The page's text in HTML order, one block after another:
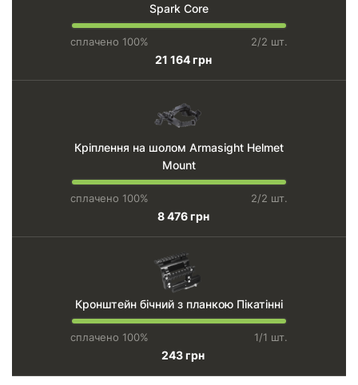
Spark Core
сплачено 100% 2/2 шт.
21 164 грн
Кріплення на шолом Armasight Helmet
Mount
сплачено 100% 2/2 шт.
8 476 грн
Кронштейн бічний з планкою Пікатінні
сплачено 100% 1/1 шт.
243 грн